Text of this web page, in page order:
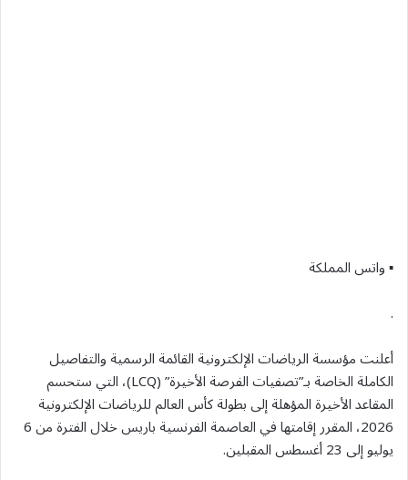
▪︎ واتس المملكة
.
أعلنت مؤسسة الرياضات الإلكترونية القائمة الرسمية والتفاصيل
الكاملة الخاصة بـ”تصفيات الفرصة الأخيرة” (LCQ)، التي ستحسم
المقاعد الأخيرة المؤهلة إلى بطولة كأس العالم للرياضات الإلكترونية
2026، المقرر إقامتها في العاصمة الفرنسية باريس خلال الفترة من 6
يوليو إلى 23 أغسطس المقبلين.